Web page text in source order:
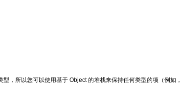
，所以您可以使用基于 Object 的堆栈来保持任何类型的项（例如，